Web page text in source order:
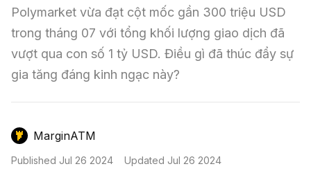
Kinh Nghiệm Đầu Tư
Sàn Giao Dịch
Công Cụ Đầu Tư
Mô Hình Biểu Đồ Giá
GameFi
Sign in
Polymarket vừa đạt cột mốc gần 300 triệu USD
trong tháng 07 với tổng khối lượng giao dịch đã
vượt qua con số 1 tỷ USD. Điều gì đã thúc đẩy sự
gia tăng đáng kinh ngạc này?
MarginATM
Published Jul 26 2024 Updated Jul 26 2024